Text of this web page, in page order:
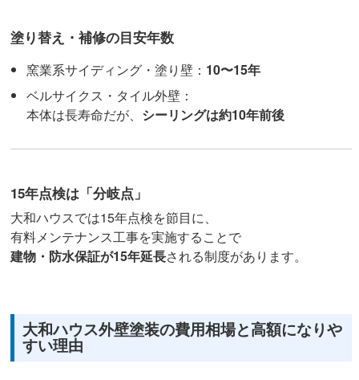
塗り替え・補修の目安年数
窯業系サイディング・塗り壁： 10〜15年
ベルサイクス・タイル外壁：
本体は長寿命だが、 シーリングは約10年前後
15年点検は「分岐点」
大和ハウスでは15年点検を節目に、
有料メンテナンス工事を実施することで
建物・防水保証が15年延長される制度があります。
大和ハウス外壁塗装の費用相場と高額になりや
すい理由